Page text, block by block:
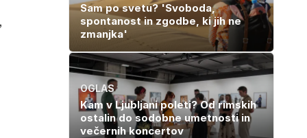
Sam po svetu? 'Svoboda,
spontanost in zgodbe, ki jih ne
zmanjka'
OGLAS
Kam v Ljubljani poleti? Od rimskih
ostalin do sodobne umetnosti in
večernih koncertov